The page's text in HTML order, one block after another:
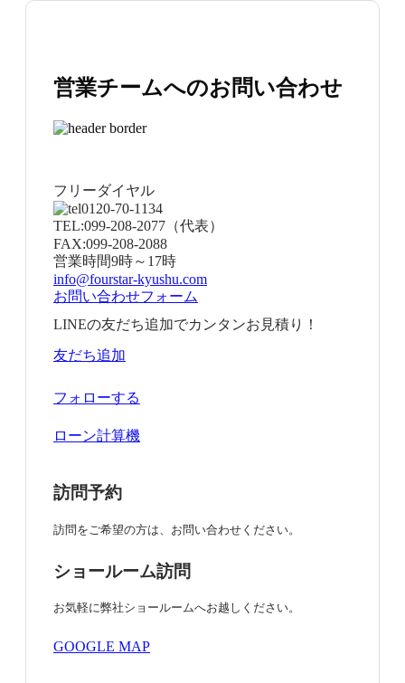
営業チームへのお問い合わせ
フリーダイヤル
0120-70-1134
TEL:099-208-2077 （代表）
FAX:099-208-2088
営業時間9時～17時
info@fourstar-kyushu.com
お問い合わせフォーム
LINEの友だち追加でカンタンお見積り！
友だち追加
フォローする
ローン計算機
訪問予約
訪問をご希望の方は、お問い合わせください。
ショールーム訪問
お気軽に弊社ショールームへお越しください。
GOOGLE MAP